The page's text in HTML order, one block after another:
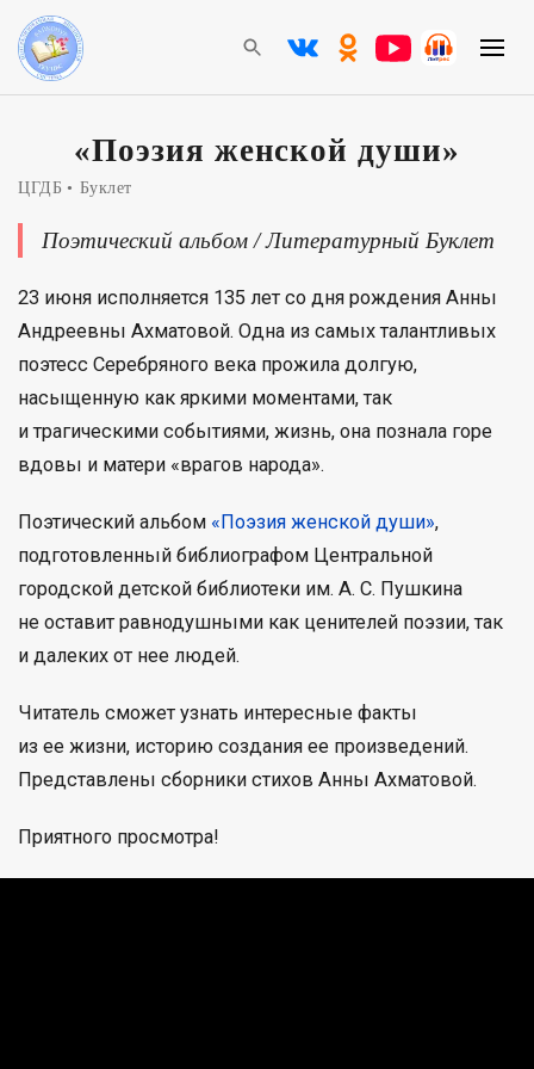
«Поэзия женской души»
ЦГДБ Буклет
Поэтический альбом / Литературный Буклет
23 июня исполняется 135 лет со дня рождения Анны
Андреевны Ахматовой. Одна из самых талантливых
поэтесс Серебряного века прожила долгую,
насыщенную как яркими моментами, так
и трагическими событиями, жизнь, она познала горе
вдовы и матери «врагов народа».
Поэтический альбом «Поэзия женской души»,
подготовленный библиографом Центральной
городской детской библиотеки им. А. С. Пушкина
не оставит равнодушными как ценителей поэзии, так
и далеких от нее людей.
Читатель сможет узнать интересные факты
из ее жизни, историю создания ее произведений.
Представлены сборники стихов Анны Ахматовой.
Приятного просмотра!